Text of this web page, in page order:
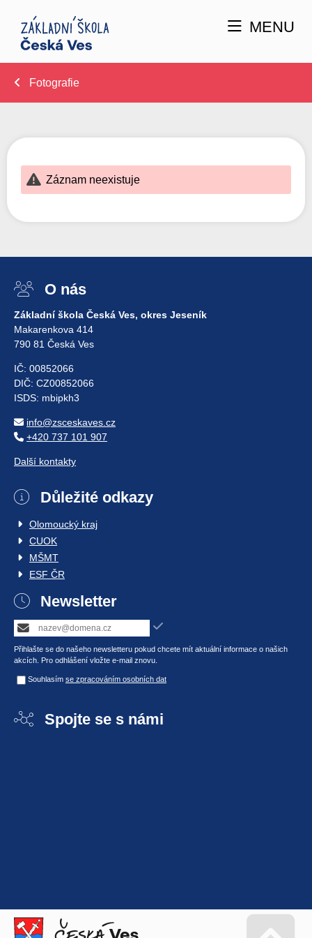
MENU
Fotografie
Záznam neexistuje
O nás
Základní škola Česká Ves, okres Jeseník
Makarenkova 414
790 81 Česká Ves
IČ: 00852066
DIČ: CZ00852066
ISDS: mbipkh3
info@zsceskaves.cz
+420 737 101 907
Další kontakty
Důležité odkazy
Olomoucký kraj
CUOK
MŠMT
ESF ČR
Newsletter
Přihlašte se do našeho newsletteru pokud chcete mít aktuální informace o našich
akcích. Pro odhlášení vložte e-mail znovu.
Souhlasím se zpracováním osobních dat
Spojte se s námi